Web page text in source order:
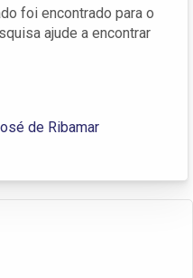
foi encontrado para o
ajude a encontrar
de Ribamar